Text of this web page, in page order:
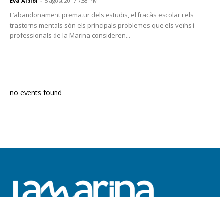
L’abandonament prematur dels estudis, el fracàs escolar i els
trastorns mentals són els principals problemes que els veïns i
professionals de la Marina consideren...
no events found